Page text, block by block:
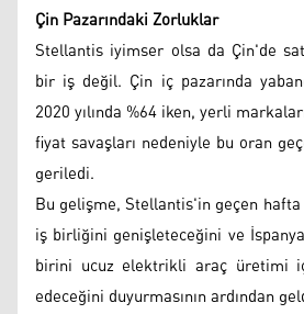
Çin Pazarındaki Zorluklar
Stellantis iyimser olsa da Çin'de
bir iş değil. Çin iç pazarında
2020 yılında %64 iken, yerli
fiyat savaşları nedeniyle bu oran
geriledi.
Bu gelişme, Stellantis'in geçen
iş birliğini genişleteceğini ve
birini ucuz elektrikli araç üretimi
edeceğini duyurmasının ardından